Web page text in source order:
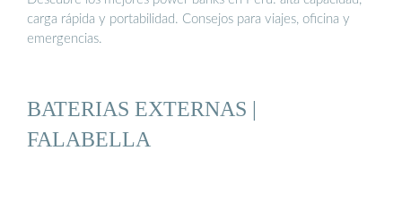
carga rápida y portabilidad. Consejos para viajes, oficina y
emergencias.
BATERIAS EXTERNAS |
FALABELLA